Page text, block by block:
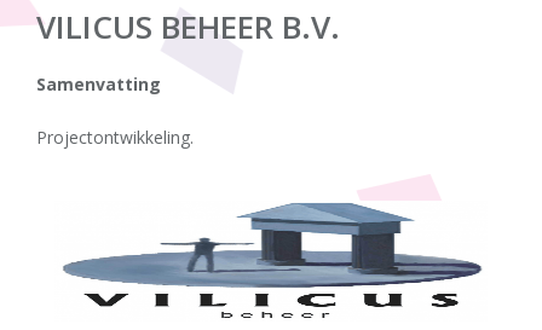
VILICUS BEHEER B.V.
Samenvatting
Projectontwikkeling.